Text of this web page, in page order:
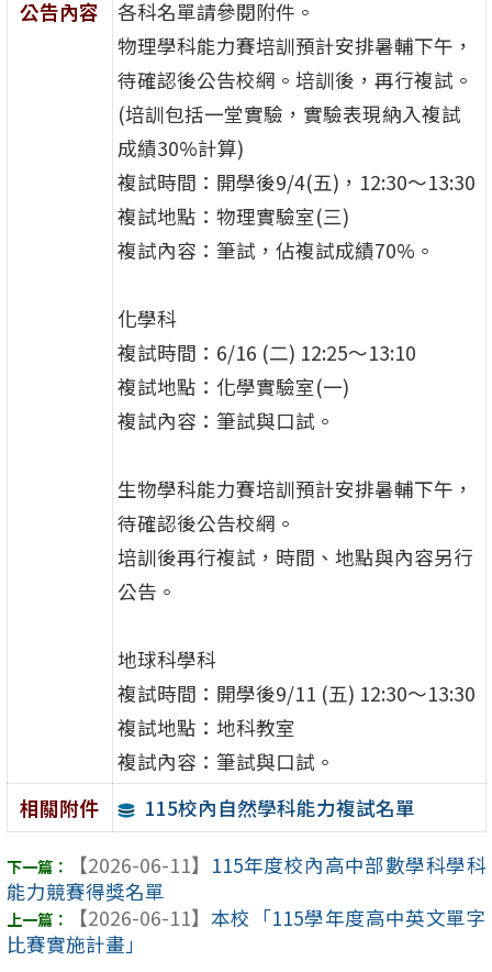
公告內容
各科名單請參閱附件。
物理學科能力賽培訓預計安排暑輔下午，
待確認後公告校網。培訓後，再行複試。
(培訓包括一堂實驗，實驗表現納入複試
成績30%計算)
複試時間：開學後9/4(五)，12:30～13:30
複試地點：物理實驗室(三)
複試內容：筆試，佔複試成績70%。
化學科
複試時間：6/16 (二) 12:25～13:10
複試地點：化學實驗室(一)
複試內容：筆試與口試。
生物學科能力賽培訓預計安排暑輔下午，
待確認後公告校網。
培訓後再行複試，時間、地點與內容另行
公告。
地球科學科
複試時間：開學後9/11 (五) 12:30～13:30
複試地點：地科教室
複試內容：筆試與口試。
相關附件
115校內自然學科能力複試名單
【2026-06-11】 115年度校內高中部數學科學科
能力競賽得獎名單
【2026-06-11】 本校「115學年度高中英文單字
比賽實施計畫」